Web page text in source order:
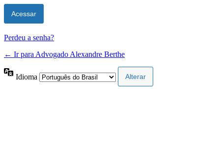
Perdeu a senha?
← Ir para Advogado Alexandre Berthe
Idioma